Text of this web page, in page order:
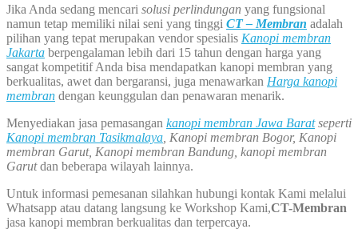
Jika Anda sedang mencari solusi perlindungan yang fungsional
namun tetap memiliki nilai seni yang tinggi CT – Membran adalah
pilihan yang tepat merupakan vendor spesialis Kanopi membran
Jakarta berpengalaman lebih dari 15 tahun dengan harga yang
sangat kompetitif Anda bisa mendapatkan kanopi membran yang
berkualitas, awet dan bergaransi, juga menawarkan Harga kanopi
membran dengan keunggulan dan penawaran menarik.
Menyediakan jasa pemasangan kanopi membran Jawa Baratseperti
Kanopi membran Tasikmalaya , Kanopi membran Bogor, Kanopi
membran Garut, Kanopi membran Bandung, kanopi membran
Garutdan beberapa wilayah lainnya.
Untuk informasi pemesanan silahkan hubungi kontak Kami melalui
Whatsapp atau datang langsung ke Workshop Kami,CT-Membran
jasa kanopi membran berkualitas dan terpercaya.